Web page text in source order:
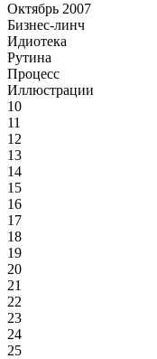
Октябрь 2007
Бизнес-линч
Идиотека
Рутина
Процесс
Иллюстрации
10
11
12
13
14
15
16
17
18
19
20
21
22
23
24
25